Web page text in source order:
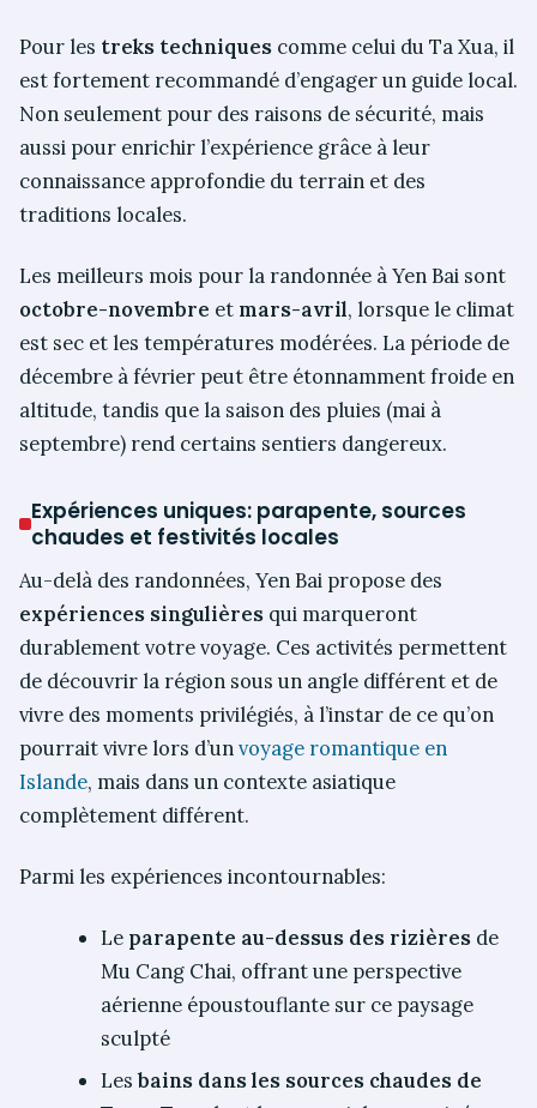
Pour les treks techniques comme celui du Ta Xua, il
est fortement recommandé d’engager un guide local.
Non seulement pour des raisons de sécurité, mais
aussi pour enrichir l’expérience grâce à leur
connaissance approfondie du terrain et des
traditions locales.
Les meilleurs mois pour la randonnée à Yen Bai sont
octobre-novembre et mars-avril, lorsque le climat
est sec et les températures modérées. La période de
décembre à février peut être étonnamment froide en
altitude, tandis que la saison des pluies (mai à
septembre) rend certains sentiers dangereux.
Expériences uniques: parapente, sources
chaudes et festivités locales
Au-delà des randonnées, Yen Bai propose des
expériences singulières qui marqueront
durablement votre voyage. Ces activités permettent
de découvrir la région sous un angle différent et de
vivre des moments privilégiés, à l’instar de ce qu’on
pourrait vivre lors d’unvoyage romantique en
Islande, mais dans un contexte asiatique
complètement différent.
Parmi les expériences incontournables:
Le parapente au-dessus des rizières de
Mu Cang Chai, offrant une perspective
aérienne époustouflante sur ce paysage
sculpté
Lesbains dans les sources chaudes de